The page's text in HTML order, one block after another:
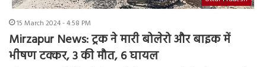
15 March 2024 - 4:58 PM
Mirzapur News: ट्रक ने मारी बोलेरो और बाइक में
भीषण टक्कर, 3 की मौत, 6 घायल